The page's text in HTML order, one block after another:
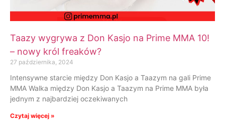
Taazy wygrywa z Don Kasjo na Prime MMA 10!
– nowy król freaków?
27 października, 2024
Intensywne starcie między Don Kasjo a Taazym na gali Prime
MMA Walka między Don Kasjo a Taazym na Prime MMA była
jednym z najbardziej oczekiwanych
Czytaj więcej »